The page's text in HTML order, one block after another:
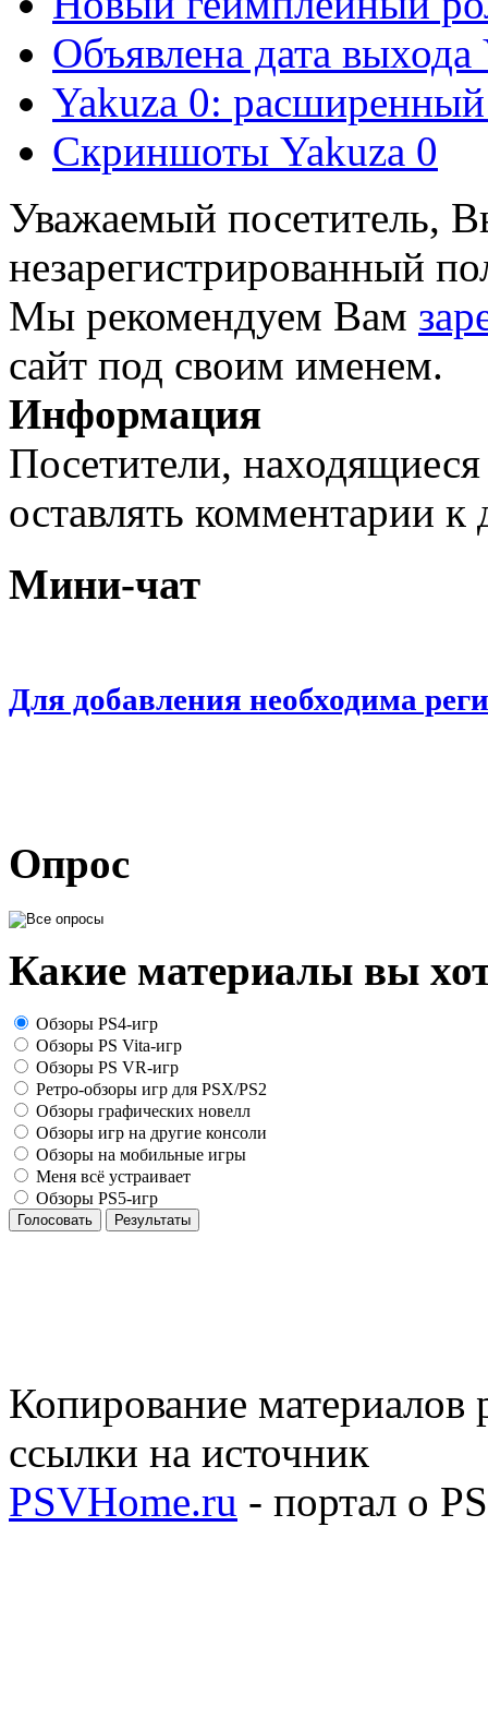
Объявлена дата
Yakuza 0:
Скриншоты Yakuza 0
Уважаемый посетитель,
незарегистрированный
Мы рекомендуем Вам
сайт под своим именем.
Информация
Посетители,
оставлять комментарии
Мини-чат
Для добавления необходима
Опрос
Какие материалы вы
Обзоры PS4-игр
Обзоры PS Vita-игр
Обзоры PS VR-игр
Ретро-обзоры игр для PSX/PS2
Обзоры графических новелл
Обзоры игр на другие консоли
Обзоры на мобильные игры
Меня всё устраивает
Обзоры PS5-игр
Голосовать Результаты
Копирование материалов
ссылки на источник
PSVHome.ru - портал о